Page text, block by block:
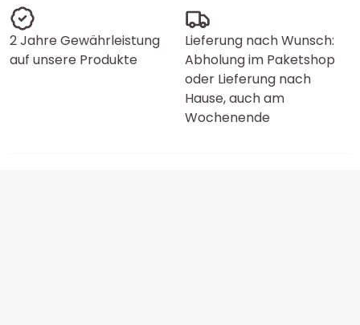
2 Jahre Gewährleistung
auf unsere Produkte
Lieferung nach Wunsch:
Abholung im Paketshop
oder Lieferung nach
Hause, auch am
Wochenende